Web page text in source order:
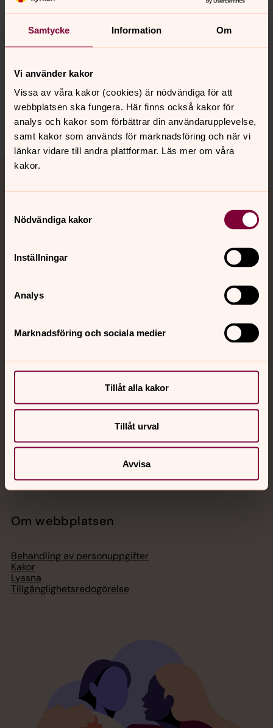
Samtycke Information Om
Vi använder kakor
Vissa av våra kakor (cookies) är nödvändiga för att
webbplatsen ska fungera. Här finns också kakor för
analys och kakor som förbättrar din användarupplevelse,
samt kakor som används för marknadsföring och när vi
länkar vidare till andra plattformar. Läs mer om våra
kakor.
Nödvändiga kakor
Inställningar
Analys
Marknadsföring och sociala medier
Tillåt alla kakor
Tillåt urval
Avvisa
nyutgivna boken
Tro, hopp och strävan. Gudsriket som
Lundberg och Lovisa Nyman (red.)
Dela
Tillbaka till toppen
Tillbaka till innehållet
Jourhavande präst
Akut samtals- och krisstöd. Prata eller chatta anonymt
med en präst på kvällar och nätter.
Chatt
Telefon 112
Lediga jobb
Act Svenska kyrkan
Svenska kyrkan i utlandet
Om webbplatsen
Behandling av personuppgifter
Kakor
Lyssna
Tillgänglighetsredogörelse